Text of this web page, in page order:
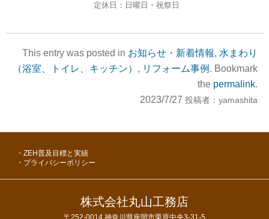
定休日： 日曜日・祝祭日
This entry was posted in お知らせ・新着情報, 水まわり
（浴室、トイレ、キッチン） , リフォーム事例 . Bookmark
the permalink.
2023/7/27 投稿者：yamashita
ZEH普及目標と実績
プライバシーポリシー
株式会社丸山工務店
〒252-0014 神奈川県座間市栗原中央3-31-5